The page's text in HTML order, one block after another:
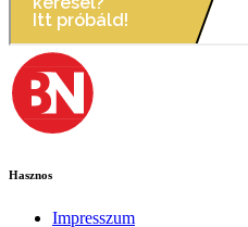
Hasznos
Impresszum